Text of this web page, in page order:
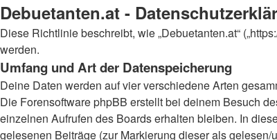
Debuetanten.at -
Diese Richtlinie beschreibt, wie „Debuetanten.at“
werden.
Umfang und Art der Datenspeicherung
Deine Daten werden auf vier verschiedene Arten
Die Forensoftware phpBB erstellt bei deinem Besuch
einzelnen Aufrufen des Boards erhalten bleiben. In
gelesenen Beiträge (zur Markierung dieser als